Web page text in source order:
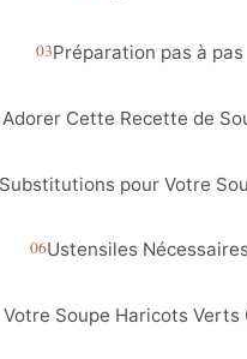
Préparation pas à pas
Cette Recette de
pour Votre
Ustensiles Nécessaires
Soupe Haricots